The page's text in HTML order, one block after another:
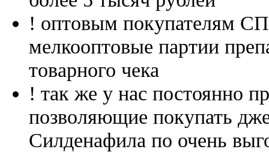
! оптовым покупателям
мелкооптовые партии
товарного чека
! так же у нас постоянно
позволяющие покупать
Силденафила по очень